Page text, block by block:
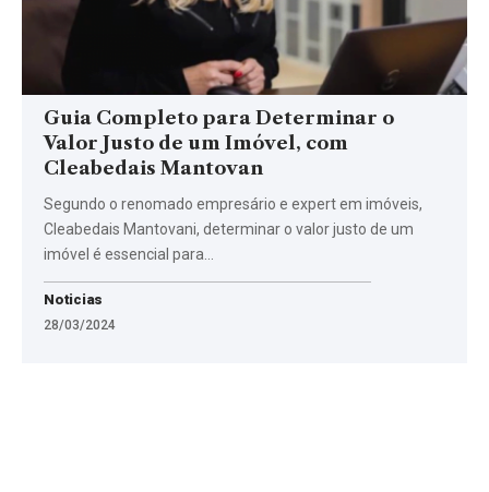
Guia Completo para Determinar o
Valor Justo de um Imóvel, com
Cleabedais Mantovan
Segundo o renomado empresário e expert em imóveis,
Cleabedais Mantovani, determinar o valor justo de um
imóvel é essencial para…
Noticias
28/03/2024